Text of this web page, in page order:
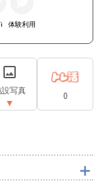
体験利用
写真 0